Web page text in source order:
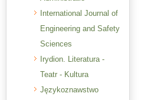
International Journal of
Engineering and Safety
Sciences
Irydion. Literatura -
Teatr - Kultura
Językoznawstwo